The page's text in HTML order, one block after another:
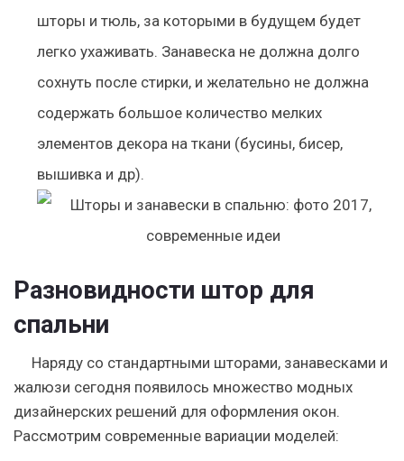
шторы и тюль, за которыми в будущем будет
легко ухаживать. Занавеска не должна долго
сохнуть после стирки, и желательно не должна
содержать большое количество мелких
элементов декора на ткани (бусины, бисер,
вышивка и др).
Разновидности штор для
спальни
Наряду со стандартными шторами, занавесками и
жалюзи сегодня появилось множество модных
дизайнерских решений для оформления окон.
Рассмотрим современные вариации моделей: